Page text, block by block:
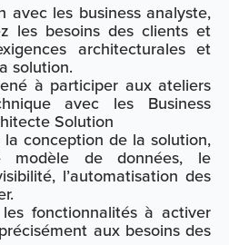
avec les business analyste,
les besoins des clients et
architecturales et
solution.
à participer aux ateliers
avec les Business
Solution
la conception de la solution,
modèle de données, le
l’automatisation des
fonctionnalités à activer
aux besoins des